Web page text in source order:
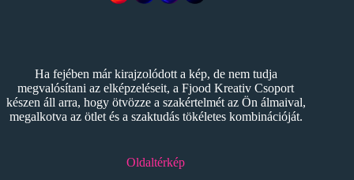
Ha fejében már kirajzolódott a kép, de nem tudja
megvalósítani az elképzeléseit, a Fjood Kreativ Csoport
készen áll arra, hogy ötvözze a szakértelmét az Ön álmaival,
megalkotva az ötlet és a szaktudás tökéletes kombinációját.
Oldaltérkép